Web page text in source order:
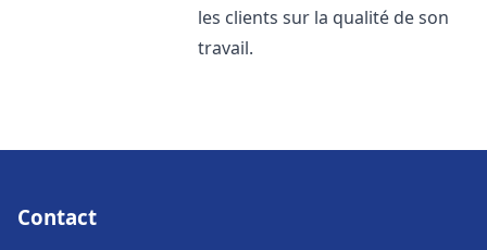
les clients sur la qualité de son
travail.
Contact